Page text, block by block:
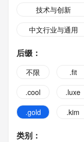
技术与创新
中文行业与通用
后缀 ：
不限 .fit
.cool
.luxe
.gold
.kim
类别 ：